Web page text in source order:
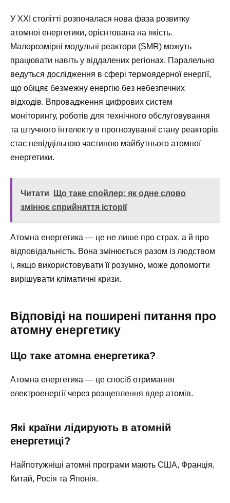
У ХХІ столітті розпочалася нова фаза розвитку
атомної енергетики, орієнтована на якість.
Малорозмірні модульні реактори (SMR) можуть
працювати навіть у віддалених регіонах. Паралельно
ведуться дослідження в сфері термоядерної енергії,
що обіцяє безмежну енергію без небезпечних
відходів. Впровадження цифрових систем
моніторингу, роботів для технічного обслуговування
та штучного інтелекту в прогнозуванні стану реакторів
стає невіддільною частиною майбутнього атомної
енергетики.
Читати
Що таке спойлер: як одне слово
змінює сприйняття історії
Атомна енергетика — це не лише про страх, а й про
відповідальність. Вона змінюється разом із людством
і, якщо використовувати її розумно, може допомогти
вирішувати кліматичні кризи.
Відповіді на поширені питання про
атомну енергетику
Що таке атомна енергетика?
Атомна енергетика — це спосіб отримання
електроенергії через розщеплення ядер атомів.
Які країни лідирують в атомній
енергетиці?
Найпотужніші атомні програми мають США, Франція,
Китай, Росія та Японія.